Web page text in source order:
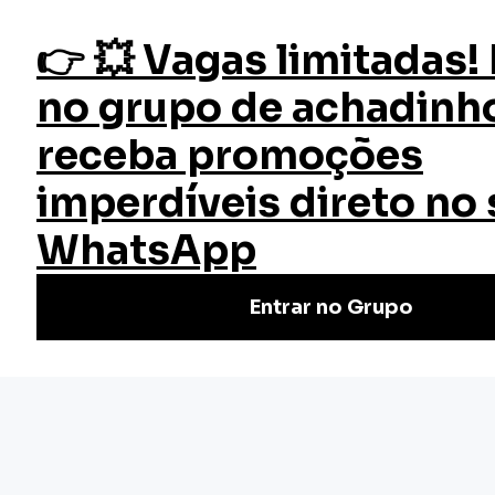
fazer login
Início Cursos Cursos Gratuitos
Ensino da Matemática para EJA
Curso Ensino da Matemática
para EJA
Faça o Curso de Ensino da Matemática para EJA Gratuito |
Certificado válido em todo Brasil. Não perca tempo, venha